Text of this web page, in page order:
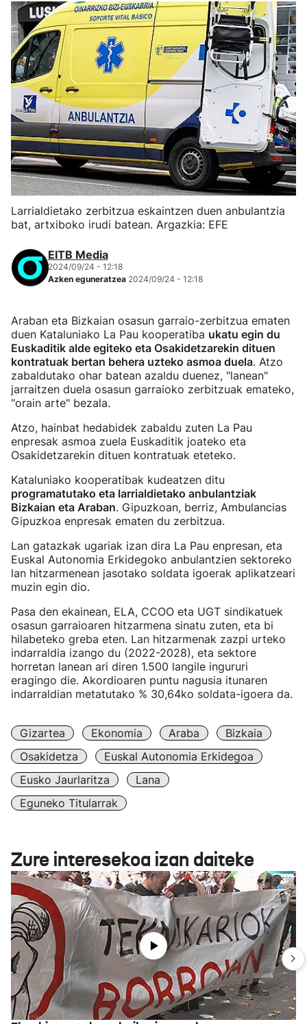
Larrialdietako zerbitzua eskaintzen duen anbulantzia
bat, artxiboko irudi batean. Argazkia: EFE
EITB Media
2024/09/24 - 12:18
Azken eguneratzea 2024/09/24 - 12:18
Araban eta Bizkaian osasun garraio-zerbitzua ematen
duen Kataluniako La Pau kooperatiba ukatu egin du
Euskaditik alde egiteko eta Osakidetzarekin dituen
kontratuak bertan behera uzteko asmoa duela. Atzo
zabaldutako ohar batean azaldu duenez, "lanean"
jarraitzen duela osasun garraioko zerbitzuak emateko,
"orain arte" bezala.
Atzo, hainbat hedabidek zabaldu zuten La Pau
enpresak asmoa zuela Euskaditik joateko eta
Osakidetzarekin dituen kontratuak eteteko.
Kataluniako kooperatibak kudeatzen ditu
programatutako eta larrialdietako anbulantziak
Bizkaian eta Araban. Gipuzkoan, berriz, Ambulancias
Gipuzkoa enpresak ematen du zerbitzua.
Lan gatazkak ugariak izan dira La Pau enpresan, eta
Euskal Autonomia Erkidegoko anbulantzien sektoreko
lan hitzarmenean jasotako soldata igoerak aplikatzeari
muzin egin dio.
Pasa den ekainean, ELA, CCOO eta UGT sindikatuek
osasun garraioaren hitzarmena sinatu zuten, eta bi
hilabeteko greba eten. Lan hitzarmenak zazpi urteko
indarraldia izango du (2022-2028), eta sektore
horretan lanean ari diren 1.500 langile ingururi
eragingo die. Akordioaren puntu nagusia itunaren
indarraldian metatutako % 30,64ko soldata-igoera da.
Gizartea Ekonomia Araba
Bizkaia
Osakidetza
Euskal Autonomia Erkidegoa
Eusko Jaurlaritza
Lana
Eguneko Titularrak
Zure interesekoa izan daiteke